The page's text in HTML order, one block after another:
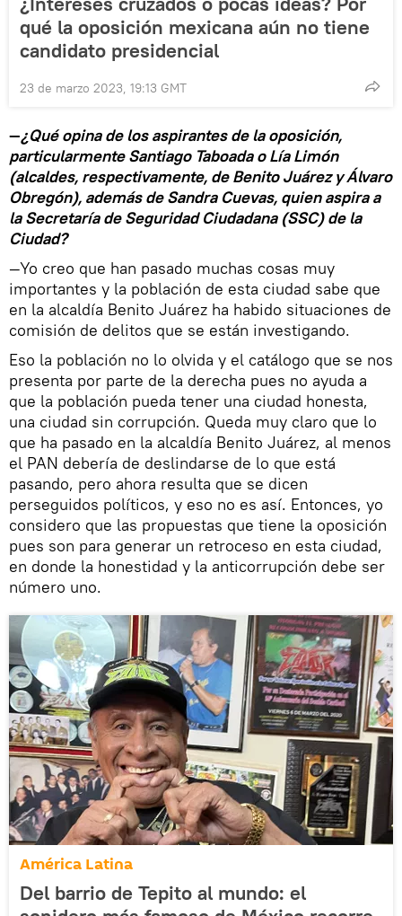
qué la oposición mexicana aún no tiene
candidato presidencial
23 de marzo 2023, 19:13 GMT
—¿Qué opina de los aspirantes de la oposición,
particularmente Santiago Taboada o Lía Limón
(alcaldes, respectivamente, de Benito Juárez y Álvaro
Obregón), además de Sandra Cuevas, quien aspira a
la Secretaría de Seguridad Ciudadana (SSC) de la
Ciudad?
—Yo creo que han pasado muchas cosas muy
importantes y la población de esta ciudad sabe que
en la alcaldía Benito Juárez ha habido situaciones de
comisión de delitos que se están investigando.
Eso la población no lo olvida y el catálogo que se nos
presenta por parte de la derecha pues no ayuda a
que la población pueda tener una ciudad honesta,
una ciudad sin corrupción. Queda muy claro que lo
que ha pasado en la alcaldía Benito Juárez, al menos
el PAN debería de deslindarse de lo que está
pasando, pero ahora resulta que se dicen
perseguidos políticos, y eso no es así. Entonces, yo
considero que las propuestas que tiene la oposición
pues son para generar un retroceso en esta ciudad,
en donde la honestidad y la anticorrupción debe ser
número uno.
América Latina
Del barrio de Tepito al mundo: el